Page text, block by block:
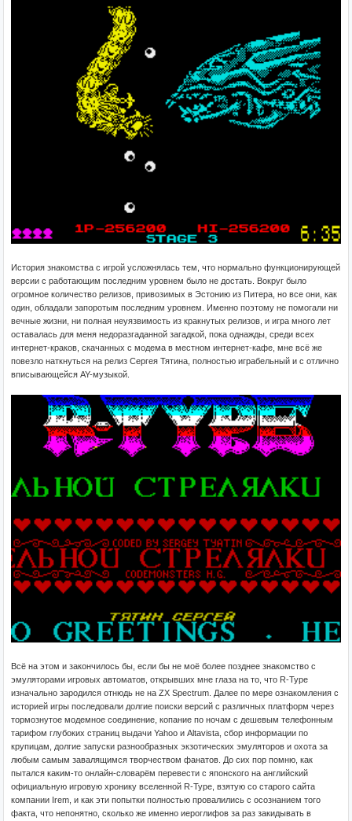
История знакомства с игрой усложнялась тем, что нормально функционирующей
версии с работающим последним уровнем было не достать. Вокруг было
огромное количество релизов, привозимых в Эстонию из Питера, но все они, как
один, обладали запоротым последним уровнем. Именно поэтому не помогали ни
вечные жизни, ни полная неуязвимость из кракнутых релизов, и игра много лет
оставалась для меня недоразгаданной загадкой, пока однажды, среди всех
интернет-краков, скачанных с модема в местном интернет-кафе, мне всё же
повезло наткнуться на релиз Сергея Тятина, полностью играбельный и с отлично
вписывающейся AY-музыкой.
Всё на этом и закончилось бы, если бы не моё более позднее знакомство с
эмуляторами игровых автоматов, открывших мне глаза на то, что R-Type
изначально зародился отнюдь не на ZX Spectrum. Далее по мере ознакомления с
историей игры последовали долгие поиски версий с различных платформ через
тормознутое модемное соединение, копание по ночам с дешевым телефонным
тарифом глубоких страниц выдачи Yahoo и Altavista, сбор информации по
крупицам, долгие запуски разнообразных экзотических эмуляторов и охота за
любым самым завалящимся творчеством фанатов. До сих пор помню, как
пытался каким-то онлайн-словарём перевести с японского на английский
официальную игровую хронику вселенной R-Type, взятую со старого сайта
компании Irem, и как эти попытки полностью провалились с осознанием того
факта, что непонятно, сколько же именно иероглифов за раз закидывать в